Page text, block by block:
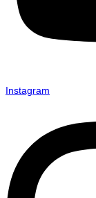
Instagram